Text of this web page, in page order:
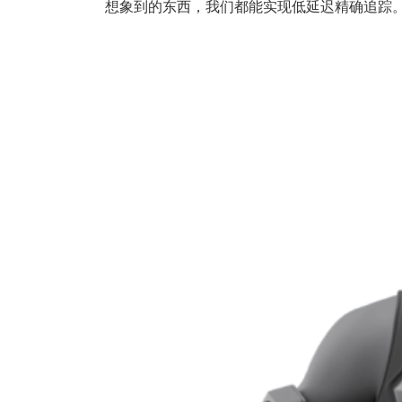
想象到的东西，我们都能实现低延迟精确追踪